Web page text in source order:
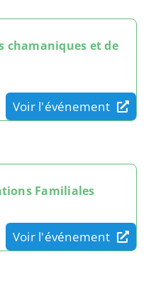
chamaniques et de
Voir l'événement
Familiales
Voir l'événement